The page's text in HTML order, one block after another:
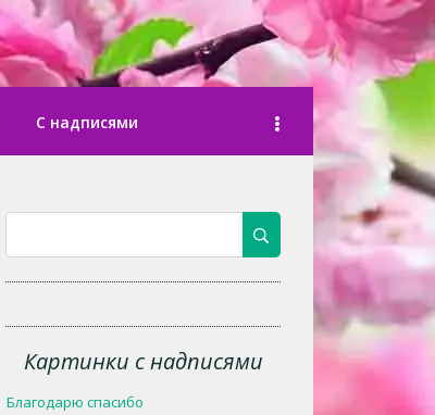
С надписями
Картинки с надписями
Благодарю спасибо